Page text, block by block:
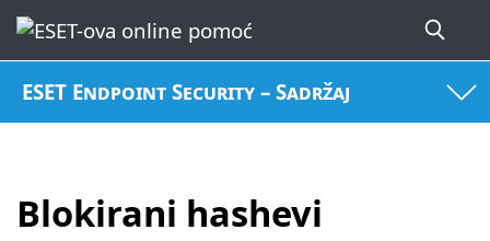
ESET Endpoint Security – Sadržaj
Blokirani hashevi